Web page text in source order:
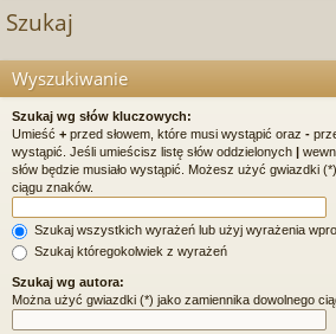
Szukaj
Wyszukiwanie
Szukaj wg słów kluczowych:
Umieść + przed słowem, które musi wystąpić oraz -
wystąpić. Jeśli umieścisz listę słów oddzielonych |
słów będzie musiało wystąpić. Możesz użyć gwiazdki
ciągu znaków.
Szukaj wszystkich wyrażeń lub użyj wyrażenia
Szukaj któregokolwiek z wyrażeń
Szukaj wg autora:
Można użyć gwiazdki (*) jako zamiennika dowolnego